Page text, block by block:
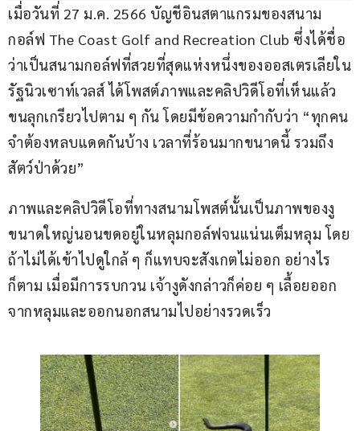
เมื่อวันที่ 27 ม.ค. 2566 บัญชีอินสตาแกรมของสนาม
กอล์ฟ The Coast Golf and Recreation Club ซึ่งได้ชื่อ
ว่าเป็นสนามกอล์ฟที่สวยที่สุดแห่งหนึ่งของออสเตรเลียใน
รัฐนิวเซาท์เวลส์ ได้โพสต์ภาพและคลิปวิดีโอที่เห็นแล้ว
ขนลุกเกรียวไปตาม ๆ กัน โดยมีข้อความกำกับว่า “ทุกคน
จำต้องหลบแดดกันบ้าง เวลาที่ร้อนมากขนาดนี้ รวมถึง
สัตว์ป่าด้วย”
ภาพและคลิปวิดีโอที่ทางสนามโพสต์นั้นเป็นภาพของงู
ขนาดใหญ่นอนขดอยู่ในหลุมกอล์ฟจนแน่นเต็มหลุม โดย
ถ้าไม่ได้เข้าไปดูใกล้ ๆ ก็แทบจะสังเกตไม่ออก อย่างไร
ก็ตาม เมื่อมีการรบกวน เจ้างูดังกล่าวก็ค่อย ๆ เลื้อยออก
จากหลุมและออกนอกสนามไปอย่างรวดเร็ว